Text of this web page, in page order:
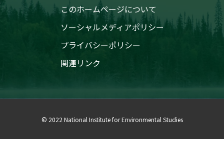
このホームページについて
ソーシャルメディアポリシー
プライバシーポリシー
関連リンク
© 2022 National Institute for Environmental Studies